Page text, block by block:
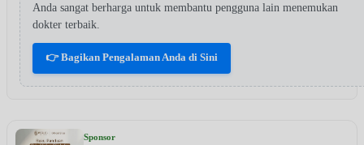
Anda sangat berharga untuk membantu pengguna lain menemukan
dokter terbaik.
👉 Bagikan Pengalaman Anda di Sini
Sponsor